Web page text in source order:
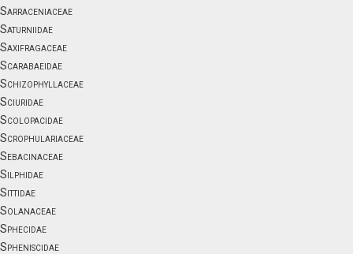
Sarraceniaceae
Saturniidae
Saxifragaceae
Scarabaeidae
Schizophyllaceae
Sciuridae
Scolopacidae
Scrophulariaceae
Sebacinaceae
Silphidae
Sittidae
Solanaceae
Sphecidae
Spheniscidae